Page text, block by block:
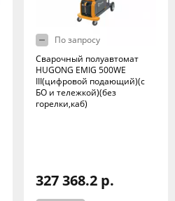
По запросу
Сварочный полуавтомат
HUGONG EMIG 500WE
III(цифровой подающий)(с
БО и тележкой)(без
горелки,каб)
327 368.2 р.